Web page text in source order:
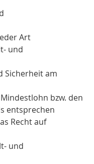
Art
und
Sicherheit am
Mindestlohn bzw. den
entsprechen
Recht auf
und